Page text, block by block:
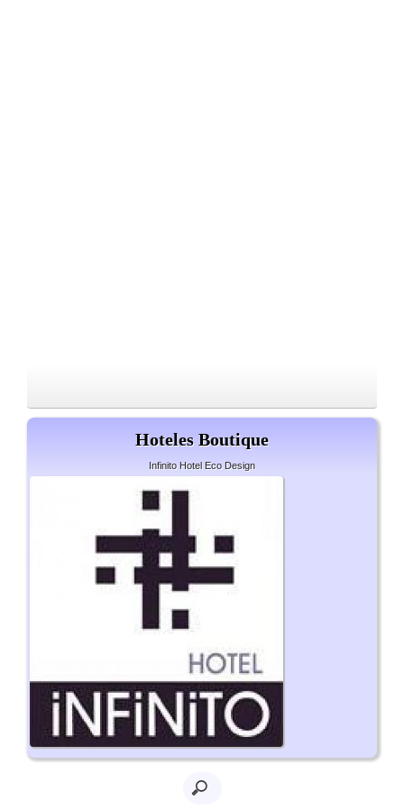
Hoteles Boutique
Infinito Hotel Eco Design